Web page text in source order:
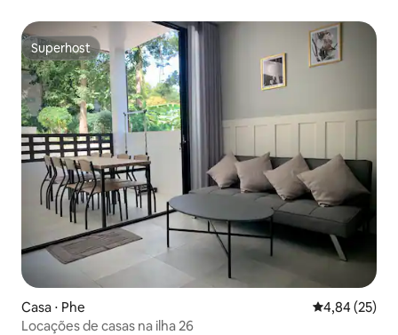
Superhost
Superhost
Casa ⋅ Phe 4,84 de uma
4,84 (25)
Locações de casas na ilha 26